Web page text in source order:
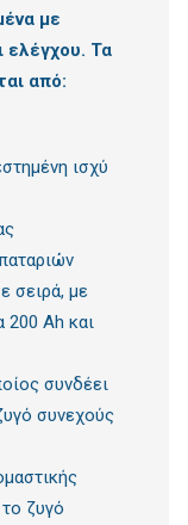
με
ελέγχου. Τα
από:
ισχύ
σειρά, με
200 Ah και
συνδέει
συνεχούς
ζυγό